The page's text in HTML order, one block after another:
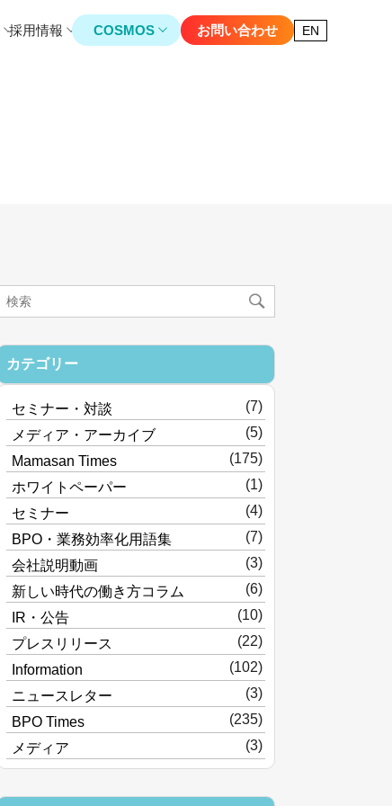
採用情報 COSMOS お問い合わせ EN
カテゴリー
セミナー・対談
(7)
メディア・アーカイブ
(5)
Mamasan Times
(175)
ホワイトペーパー
(1)
セミナー
(4)
BPO・業務効率化用語集
(7)
会社説明動画
(3)
新しい時代の働き方コラム
(6)
IR・公告
(10)
プレスリリース
(22)
Information
(102)
ニュースレター
(3)
BPO Times
(235)
メディア
(3)